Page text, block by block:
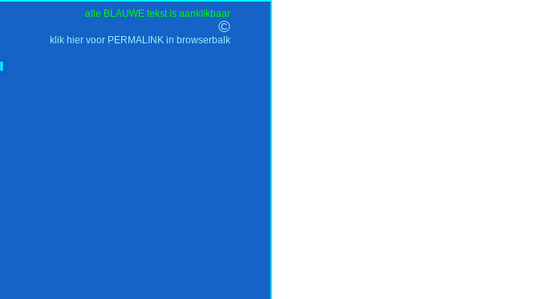
alle BLAUWE tekst is aanklikbaar
klik hier voor PERMALINK in browserbalk
©